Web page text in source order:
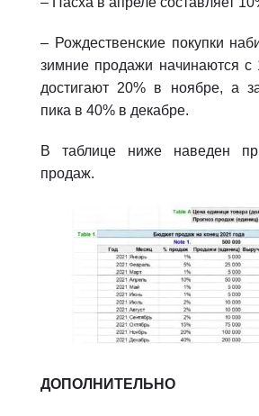
– Рождественские покупки
зимние продажи начинаются с
достигают 20% в ноябре, а
пика в 40% в декабре.
В таблице ниже наведен
продаж.
ДОПОЛНИТЕЛЬНО